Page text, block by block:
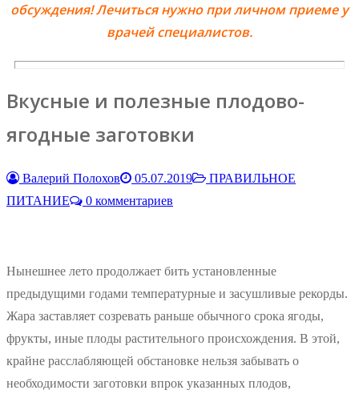
обсуждения! Лечиться нужно при личном приеме у
врачей специалистов.
Вкусные и полезные плодово-
ягодные заготовки
Валерий Полохов 05.07.2019
ПРАВИЛЬНОЕ
ПИТАНИЕ
0 комментариев
Нынешнее лето продолжает бить установленные
предыдущими годами температурные и засушливые рекорды.
Жара заставляет созревать раньше обычного срока ягоды,
фрукты, иные плоды растительного происхождения. В этой,
крайне расслабляющей обстановке нельзя забывать о
необходимости заготовки впрок указанных плодов,